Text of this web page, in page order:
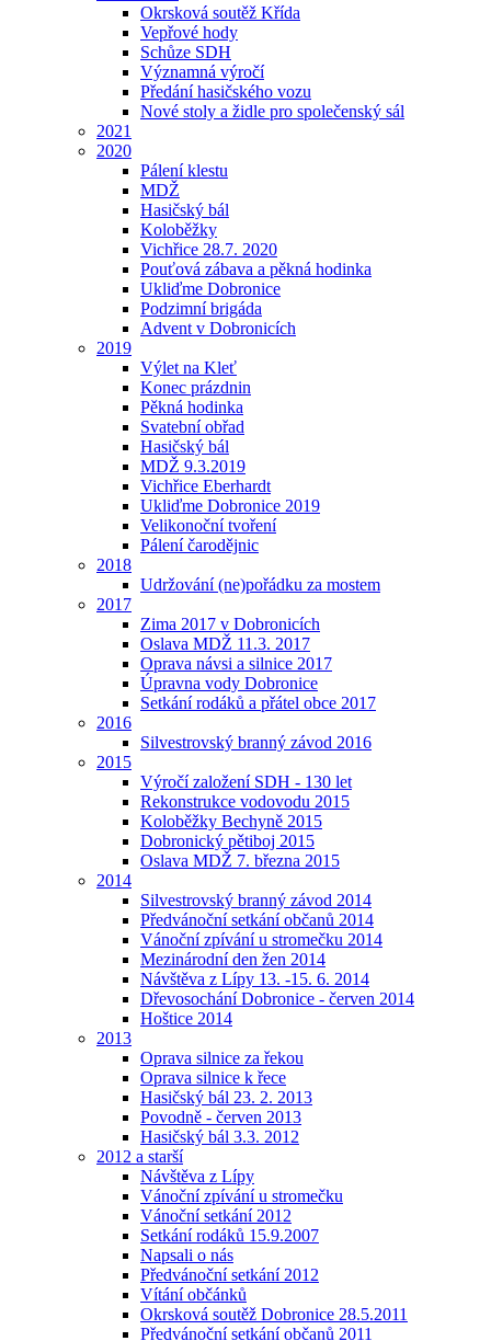
Okrsková soutěž Křída
Vepřové hody
Schůze SDH
Významná výročí
Předání hasičského vozu
Nové stoly a židle pro společenský sál
2021
2020
Pálení klestu
MDŽ
Hasičský bál
Koloběžky
Vichřice 28.7. 2020
Pouťová zábava a pěkná hodinka
Ukliďme Dobronice
Podzimní brigáda
Advent v Dobronicích
2019
Výlet na Kleť
Konec prázdnin
Pěkná hodinka
Svatební obřad
Hasičský bál
MDŽ 9.3.2019
Vichřice Eberhardt
Ukliďme Dobronice 2019
Velikonoční tvoření
Pálení čarodějnic
2018
Udržování (ne)pořádku za mostem
2017
Zima 2017 v Dobronicích
Oslava MDŽ 11.3. 2017
Oprava návsi a silnice 2017
Úpravna vody Dobronice
Setkání rodáků a přátel obce 2017
2016
Silvestrovský branný závod 2016
2015
Výročí založení SDH - 130 let
Rekonstrukce vodovodu 2015
Koloběžky Bechyně 2015
Dobronický pětiboj 2015
Oslava MDŽ 7. března 2015
2014
Silvestrovský branný závod 2014
Předvánoční setkání občanů 2014
Vánoční zpívání u stromečku 2014
Mezinárodní den žen 2014
Návštěva z Lípy 13. -15. 6. 2014
Dřevosochání Dobronice - červen 2014
Hoštice 2014
2013
Oprava silnice za řekou
Oprava silnice k řece
Hasičský bál 23. 2. 2013
Povodně - červen 2013
Hasičský bál 3.3. 2012
2012 a starší
Návštěva z Lípy
Vánoční zpívání u stromečku
Vánoční setkání 2012
Setkání rodáků 15.9.2007
Napsali o nás
Předvánoční setkání 2012
Vítání občánků
Okrsková soutěž Dobronice 28.5.2011
Předvánoční setkání občanů 2011